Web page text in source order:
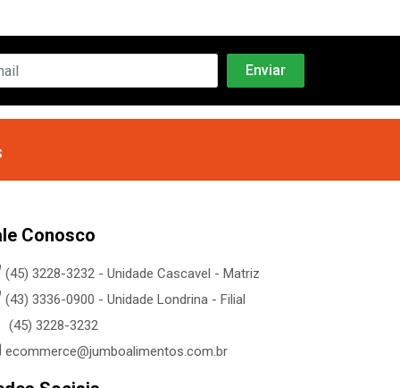
Conosco
(45) 3228-3232 - Unidade Cascavel - Matriz
(43) 3336-0900 - Unidade Londrina - Filial
(45) 3228-3232
ecommerce@jumboalimentos.com.br